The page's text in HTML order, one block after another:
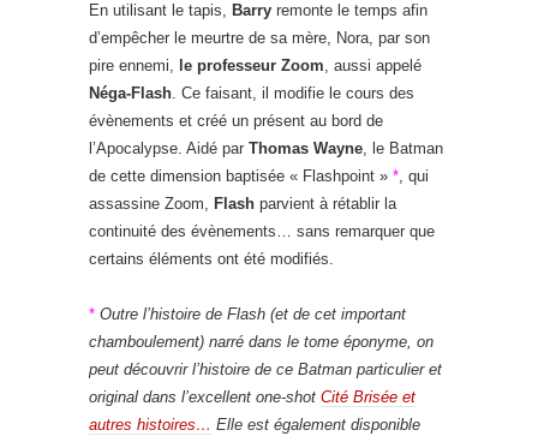
En utilisant le tapis, Barry remonte le temps afin
d’empêcher le meurtre de sa mère, Nora, par son
pire ennemi, le professeur Zoom, aussi appelé
Néga-Flash. Ce faisant, il modifie le cours des
évènements et créé un présent au bord de
l’Apocalypse. Aidé par Thomas Wayne, le Batman
de cette dimension baptisée « Flashpoint » *, qui
assassine Zoom, Flash parvient à rétablir la
continuité des évènements… sans remarquer que
certains éléments ont été modifiés.
* Outre l’histoire de Flash (et de cet important
chamboulement) narré dans le tome éponyme, on
peut découvrir l’histoire de ce Batman particulier et
original dans l’excellent one-shot Cité Brisée et
autres histoires… Elle est également disponible